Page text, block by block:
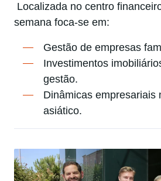
Localizada no centro
semana foca-se em:
Gestão de empresas
Investimentos
gestão.
Dinâmicas empresariais
asiático.